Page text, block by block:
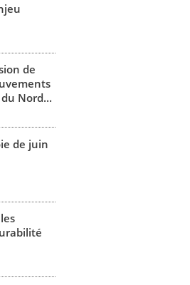
de
Nord...
de juin